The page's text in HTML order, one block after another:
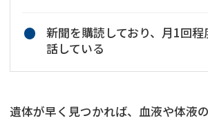
新聞を購読しており、月1回
話している
遺体が早く見つかれば、血液や体液